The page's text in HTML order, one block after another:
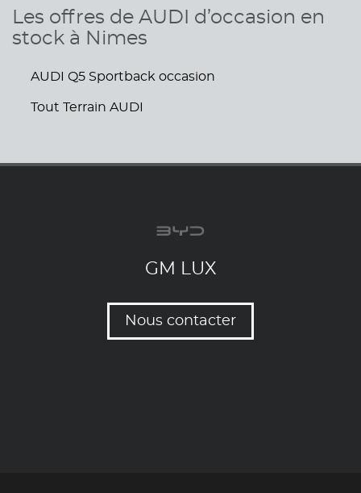
Les offres de AUDI d’occasion en
stock à Nimes
AUDI Q5 Sportback occasion
Tout Terrain AUDI
GM LUX
Nous contacter